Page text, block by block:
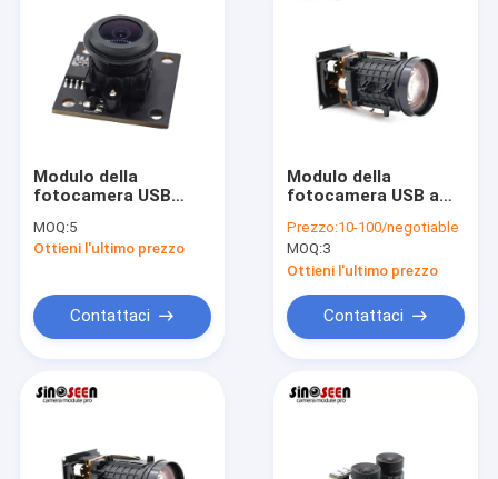
Modulo della
fotocamera USB
angolo largo di 150
gradi COMS
prodotto Moduli della
fotocamera
MOQ:5
Ottieni l'ultimo prezzo
Contattaci
Modulo della
fotocamera USB a
IMX415 da 8MP con
risoluzione 4K
Prezzo:10-100/negotiable
MOQ:3
Ottieni l'ultimo prezzo
Contattaci